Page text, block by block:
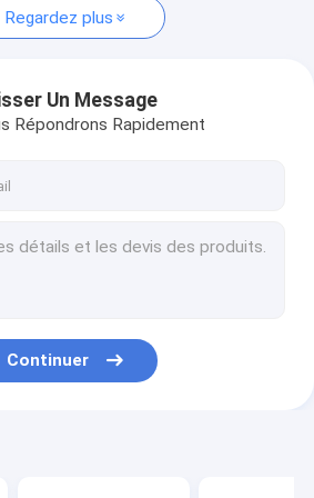
Regardez plus
Un Message
Répondrons Rapidement
Continuer